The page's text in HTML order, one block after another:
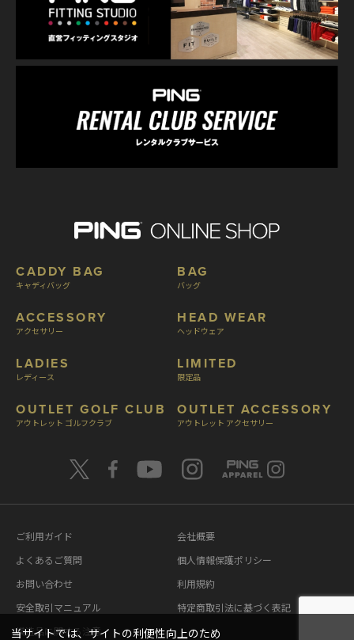
CADDY BAG
キャディバッグ
ACCESSORY
アクセサリー
LADIES
レディース
OUTLET GOLF CLUB
アウトレット ゴルフクラブ
BAG
バッグ
HEAD WEAR
ヘッドウェア
LIMITED
限定品
OUTLET ACCESSORY
アウトレット アクセサリー
ご利用ガイド
よくあるご質問
お問い合わせ
安全取引マニュアル
模造品に関する注意
会社概要
個人情報保護ポリシー
利用規約
特定商取引法に基づく表記
当サイトでは、サイトの利便性向上のため